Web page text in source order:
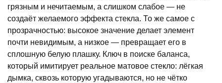
грязным и нечитаемым, а слишком слабое — не
создаёт желаемого эффекта стекла. То же самое с
прозрачностью: высокое значение делает элемент
почти невидимым, а низкое — превращает его в
сплошную белую плашку. Ключ в поиске баланса,
который имитирует реальное матовое стекло: лёгкая
дымка, сквозь которую угадываются, но не чётко